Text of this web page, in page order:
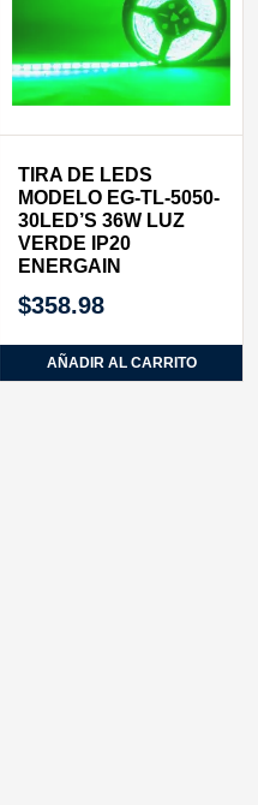
TIRA DE LEDS
MODELO EG-TL-5050-
30LED’S 36W LUZ
VERDE IP20
ENERGAIN
$358.98
AÑADIR AL CARRITO